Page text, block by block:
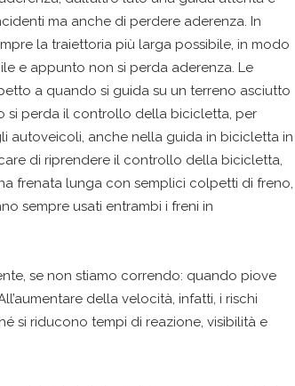
ma anche di perdere aderenza. In
la traiettoria più larga possibile, in modo
e appunto non si perda aderenza. Le
a quando si guida su un terreno asciutto
si perda il controllo della bicicletta, per
autoveicoli, anche nella guida in bicicletta in
di riprendere il controllo della bicicletta,
frenata lunga con semplici colpetti di freno,
sempre usati entrambi i freni in
se non stiamo correndo: quando piove
della velocità, infatti, i rischi
si riducono tempi di reazione, visibilità e